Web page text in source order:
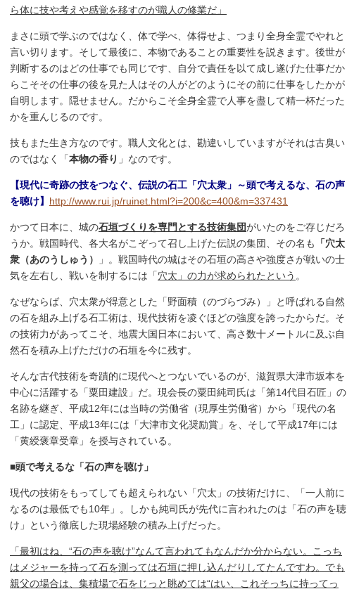
ら体に技や考えや感覚を移すのが職人の修業だ」
まさに頭で学ぶのではなく、体で学べ、体得せよ、つまり全身全霊でやれと
言い切ります。そして最後に、本物であることの重要性を説きます。後世が
判断するのはどの仕事でも同じです、自分で責任を以て成し遂げた仕事だか
らこそその仕事の後を見た人はその人がどのようにその前に仕事をしたかが
自明します。隠せません。だからこそ全身全霊で人事を盡して精一杯だった
かを重んじるのです。
技もまた生き方なのです。職人文化とは、勘違いしていますがそれは古臭い
のではなく「本物の香り 」なのです。
【現代に奇跡の技をつなぐ、伝説の石工「穴太衆」～頭で考えるな、石の声
を聴け】 http://www.rui.jp/ruinet.html?i=200&c=400&m=337431
かつて日本に、城の石垣づくりを専門とする技術集団がいたのをご存じだろ
うか。戦国時代、各大名がこぞって召し上げた伝説の集団、その名も
「穴太
衆（あのうしゅう）
」。戦国時代の城はその石垣の高さや強度さが戦いの士
気を左右し、戦いを制するには「穴太」の力が求められたという 。
なぜならば、穴太衆が得意とした「野面積（のづらづみ）」と呼ばれる自然
の石を組み上げる石工術は、現代技術を凌ぐほどの強度を誇ったからだ。そ
の技術力があってこそ、地震大国日本において、高さ数十メートルに及ぶ自
然石を積み上げただけの石垣を今に残す。
そんな古代技術を奇蹟的に現代へとつないでいるのが、滋賀県大津市坂本を
中心に活躍する「粟田建設」だ。現会長の粟田純司氏は「第14代目石匠」の
名跡を継ぎ、平成12年には当時の労働省（現厚生労働省）から「現代の名
工」に認定、平成13年には「大津市文化奨励賞」を、そして平成17年には
「黄綬褒章受章」を授与されている。
■頭で考えるな「石の声を聴け」
現代の技術をもってしても超えられない「穴太」の技術だけに、「一人前に
なるのは最低でも10年」。しかも純司氏が先代に言われたのは「石の声を聴
け」という徹底した現場経験の積み上げだった。
「最初はね、“石の声を聴け”なんて言われてもなんだか分からない。こっち
はメジャーを持って石を測っては石垣に押し込んだりしてたんですわ。でも
親父の場合は、集積場で石をじっと眺めては“はい、これそっちに持ってっ